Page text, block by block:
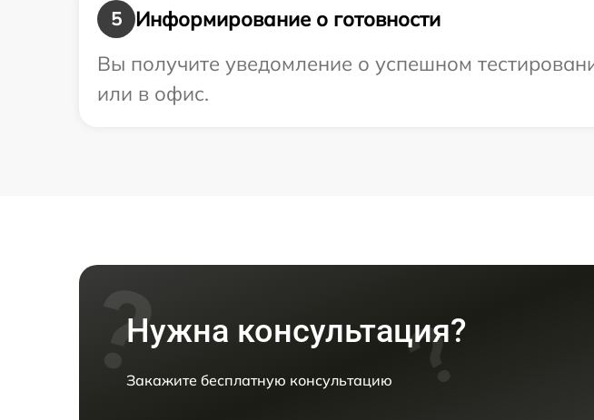
5
Информирование о готовности
Вы получите уведомление о успешном
или в офис.
Нужна консультация?
Закажите бесплатную консультацию